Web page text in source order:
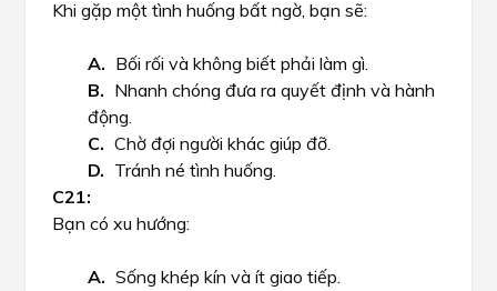
Khi gặp một tình huống bất ngờ, bạn sẽ:
Bối rối và không biết phải làm gì.
Nhanh chóng đưa ra quyết định và hành
động.
Chờ đợi người khác giúp đỡ.
Tránh né tình huống.
Bạn có xu hướng:
Sống khép kín và ít giao tiếp.